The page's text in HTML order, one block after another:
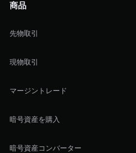
商品
先物取引
現物取引
マージントレード
暗号資産を購入
暗号資産コンバーター